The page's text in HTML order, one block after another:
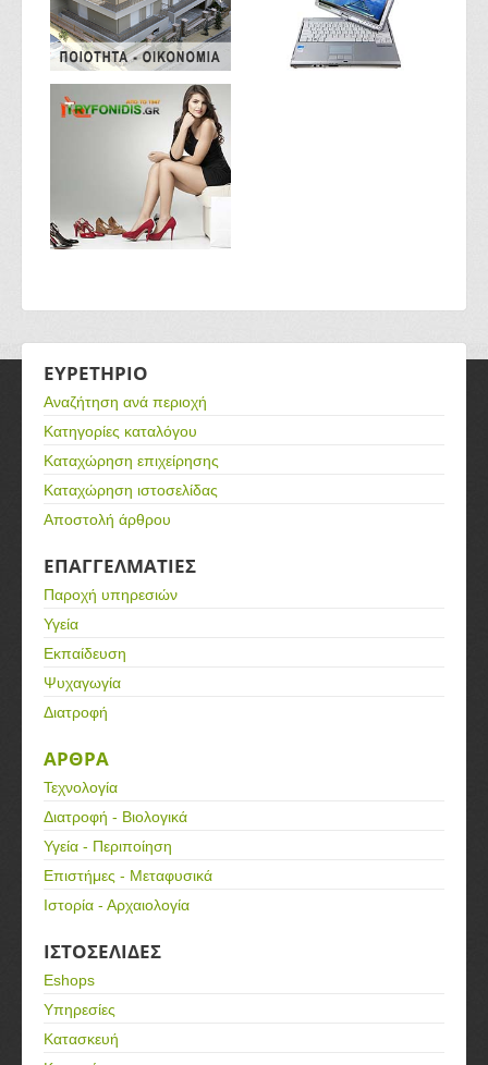
ΕΥΡΕΤΗΡΙΟ
Αναζήτηση ανά περιοχή
Κατηγορίες καταλόγου
Καταχώρηση επιχείρησης
Καταχώρηση ιστοσελίδας
Αποστολή άρθρου
ΕΠΑΓΓΕΛΜΑΤΙΕΣ
Παροχή υπηρεσιών
Υγεία
Εκπαίδευση
Ψυχαγωγία
Διατροφή
ΑΡΘΡΑ
Τεχνολογία
Διατροφή - Βιολογικά
Υγεία - Περιποίηση
Επιστήμες - Μεταφυσικά
Ιστορία - Αρχαιολογία
ΙΣΤΟΣΕΛΙΔΕΣ
Eshops
Υπηρεσίες
Κατασκευή